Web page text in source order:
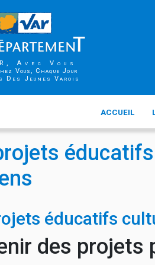
Avec Vous
Vous, Chaque Jour
Des Jeunes Varois
ACCUEIL
éducatifs
des projets